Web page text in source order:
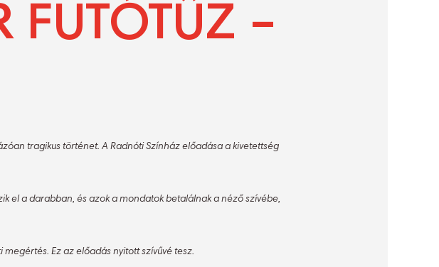
FUTÓTŰZ –
tragikus történet. A Radnóti Színház előadása a kivetettség
el a darabban, és azok a mondatok betalálnak a néző szívébe,
Ez az előadás nyitott szívűvé tesz.